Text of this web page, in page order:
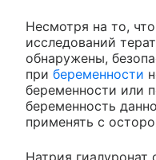
Несмотря на то,
исследований
обнаружены,
при беременности
беременности или
беременность
применять с
Натрия